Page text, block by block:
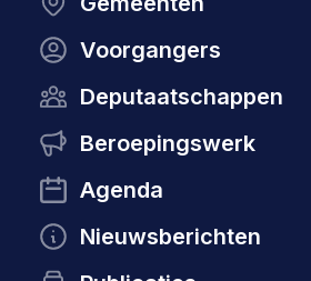
Voorgangers
Deputaatschappen
Beroepingswerk
Agenda
Nieuwsberichten